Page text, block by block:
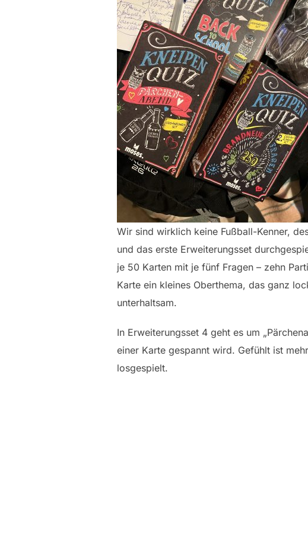
Wir sind wirklich keine Fußball-Kenner,
und das erste Erweiterungsset
je 50 Karten mit je fünf Fragen – zehn
Karte ein kleines Oberthema, das ganz
unterhaltsam.
In Erweiterungsset 4 geht es um
einer Karte gespannt wird. Gefühlt ist
losgespielt.